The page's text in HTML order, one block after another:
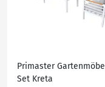
Primaster
Set Kreta